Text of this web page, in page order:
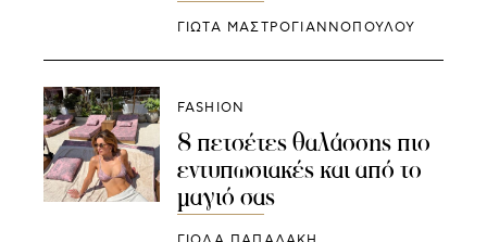
ΓΙΩΤΑ ΜΑΣΤΡΟΓΙΑΝΝΟΠΟΥΛΟΥ
FASHION
8 πετσέτες θαλάσσης πιο
εντυπωσιακές και από το
μαγιό σας